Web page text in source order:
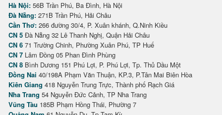
Hà Nội: 56B Trần Phú, Ba Đình, Hà Nội
Đà Nẵng: 271B Trần Phú, Hải Châu
Cần Thơ: 266 đường 30/4, P. Xuân khánh, Q.Ninh Kiều
CN 5 Đà Nẵng 32 Lê Thanh Nghị, Quận Hải Châu
CN 6 71 Trường Chinh, Phường Xuân Phú, TP Huế
CN 7 Lâm Đồng 05 Phan Đình Phùng
CN 8 Bình Dương 151 Phú Lợi, P. Phú Lợi, Tp. Thủ Dầu Một
Đồng Nai 40/198A Phạm Văn Thuận, KP.3, P.Tân Mai Biên Hòa
Kiên Giang 418 Nguyễn Trung Trực, Thành phố Rạch Giá
Nha Trang 54 Nguyễn Đức Cảnh, TP Nha Trang
Vũng Tàu 185B Phạm Hồng Thái, Phường 7